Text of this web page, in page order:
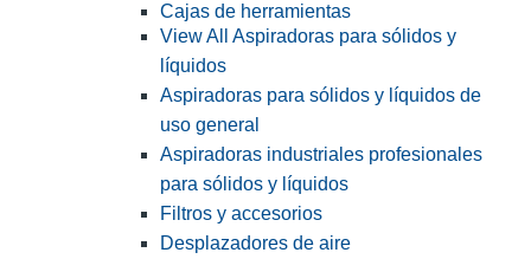
Cajas de herramientas
View All Aspiradoras para sólidos y
líquidos
Aspiradoras para sólidos y líquidos de
uso general
Aspiradoras industriales profesionales
para sólidos y líquidos
Filtros y accesorios
Desplazadores de aire